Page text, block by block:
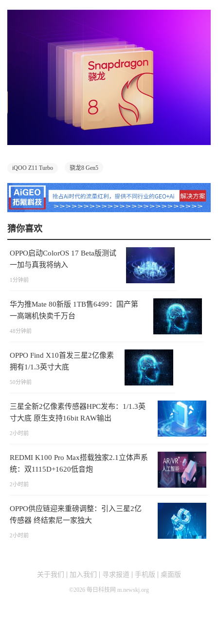
iQOO Z11 Turbo 骁龙8 Gen5
猜你喜欢
OPPO启动ColorOS 17 Beta版测试
一加与真我将纳入
1分钟前
华为推Mate 80新版 1TB售6499：国产第
一高端机快卖千万台
48分钟前
OPPO Find X10首发三星2亿像素
拥有1/1.3英寸大底
50分钟前
三星全新2亿像素传感器HPC发布：1/1.3英
寸大底 原生支持16bit RAW输出
2小时前
REDMI K100 Pro Max搭载独家2.1立体声系
统：双1115D+1620低音炮
2小时前
OPPO供应链迎来重磅调整：引入三星2亿
传感器 终结索尼一家独大
2小时前
关于我们 加入我们 寻求报道 手机版 桌面版
©2026 每日科技网 m.newskj.org